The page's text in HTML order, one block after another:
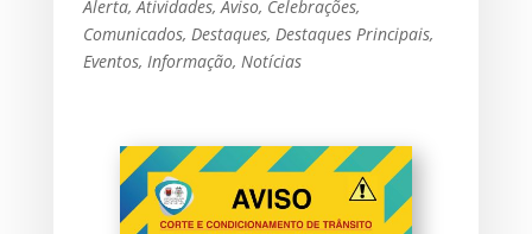
Alerta, Atividades, Aviso, Celebrações,
Comunicados, Destaques, Destaques Principais,
Eventos, Informação, Notícias